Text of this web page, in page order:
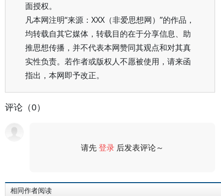
面授权。
凡本网注明“来源：XXX（非爱思想网）”的作品，
均转载自其它媒体，转载目的在于分享信息、助
推思想传播，并不代表本网赞同其观点和对其真
实性负责。若作者或版权人不愿被使用，请来函
指出，本网即予改正。
评论（0）
请先登录 后发表评论～
相同作者阅读